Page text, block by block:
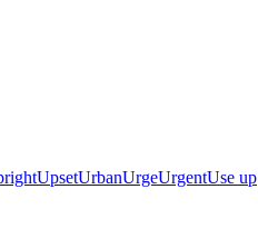
UpsetUrbanUrgeUrgentUse up